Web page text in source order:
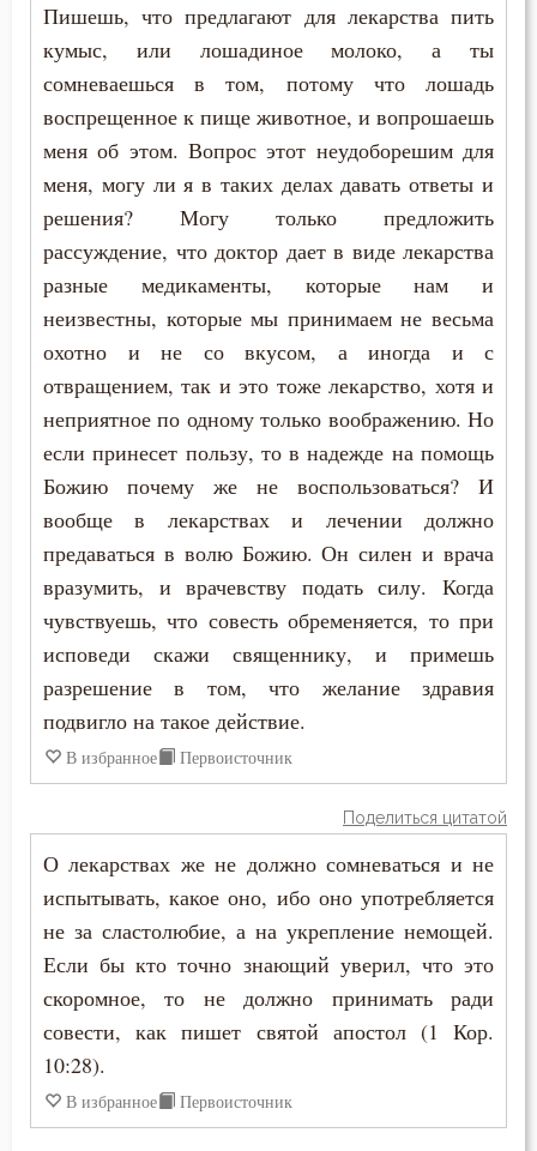
Пишешь, что предлагают для лекарства пить
кумыс, или лошадиное молоко, а ты
сомневаешься в том, потому что лошадь
воспрещенное к пище животное, и вопрошаешь
меня об этом. Вопрос этот неудоборешим для
меня, могу ли я в таких делах давать ответы и
решения? Могу только предложить
рассуждение, что доктор дает в виде лекарства
разные медикаменты, которые нам и
неизвестны, которые мы принимаем не весьма
охотно и не со вкусом, а иногда и с
отвращением, так и это тоже лекарство, хотя и
неприятное по одному только воображению. Но
если принесет пользу, то в надежде на помощь
Божию почему же не воспользоваться? И
вообще в лекарствах и лечении должно
предаваться в волю Божию. Он силен и врача
вразумить, и врачевству подать силу. Когда
чувствуешь, что совесть обременяется, то при
исповеди скажи священнику, и примешь
разрешение в том, что желание здравия
подвигло на такое действие.
В избранное Первоисточник
Поделиться цитатой
О лекарствах же не должно сомневаться и не
испытывать, какое оно, ибо оно употребляется
не за сластолюбие, а на укрепление немощей.
Если бы кто точно знающий уверил, что это
скоромное, то не должно принимать ради
совести, как пишет святой апостол (1 Кор.
10:28).
В избранное Первоисточник